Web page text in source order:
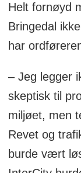
Helt fornøyd
Bringedal
har
– Jeg legger
skeptisk til
miljøet, men
Revet og
burde vært